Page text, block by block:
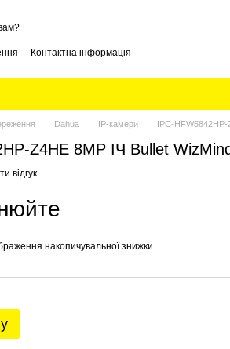
Контактна інформація
Dahua IP-камери IPC-HFW5842HP-
Z4HE 8MP ІЧ Bullet
відгук
накопичувальної знижки